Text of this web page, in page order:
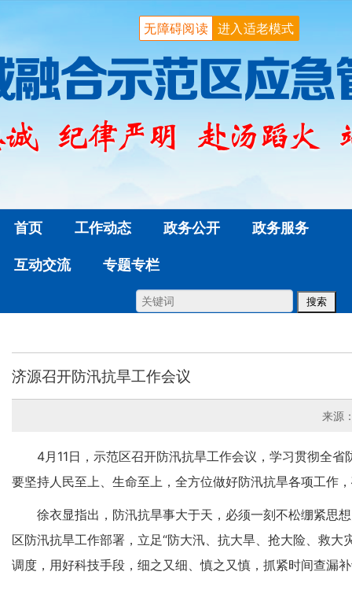
进入适老模式
无障碍阅读
首页 工作动态 政务公开 政务服务
互动交流 专题专栏
济源召开防汛抗旱工作会议
来源
4月11日，示范区召开防汛抗旱工作会议，学习贯彻全
要坚持人民至上、生命至上，全方位做好防汛抗旱各项工作
徐衣显指出，防汛抗旱事大于天，必须一刻不松绷紧思
区防汛抗旱工作部署，立足“防大汛、抗大旱、抢大险、救
调度，用好科技手段，细之又细、慎之又慎，抓紧时间查漏